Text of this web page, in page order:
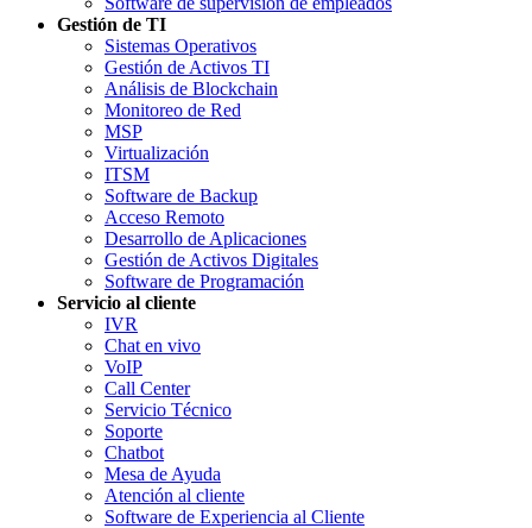
Gestión de TI
Sistemas Operativos
Gestión de Activos TI
Análisis de Blockchain
Monitoreo de Red
MSP
Virtualización
ITSM
Software de Backup
Acceso Remoto
Desarrollo de Aplicaciones
Gestión de Activos Digitales
Software de Programación
Servicio al cliente
IVR
Chat en vivo
VoIP
Call Center
Servicio Técnico
Soporte
Chatbot
Mesa de Ayuda
Atención al cliente
Software de Experiencia al Cliente